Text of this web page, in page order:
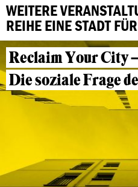
WEITERE
REIHE EINE STADT
Reclaim Your City
Die soziale Frage